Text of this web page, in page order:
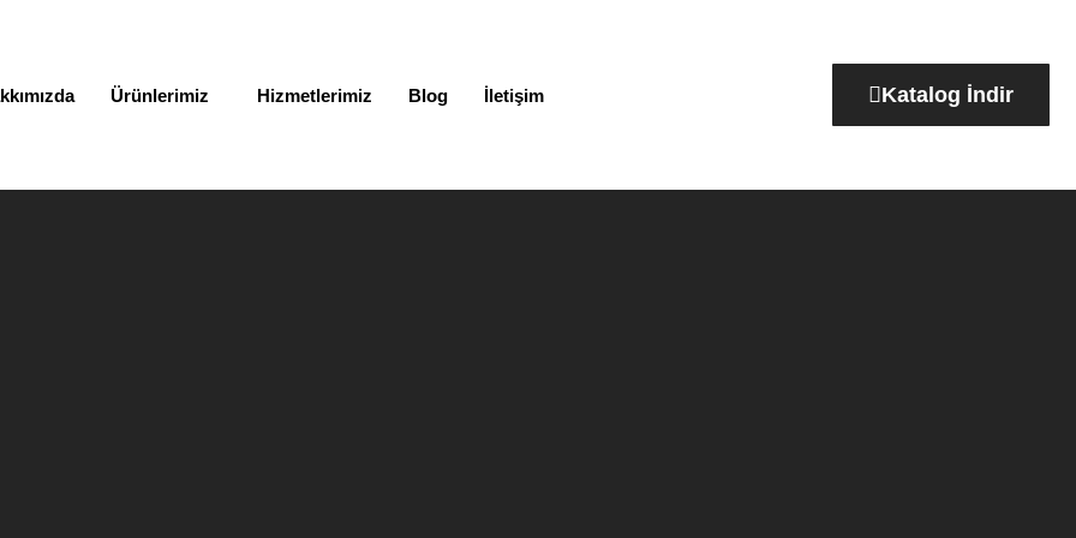
Ürünlerimiz Hizmetlerimiz Blog İletişim Katalog İndir